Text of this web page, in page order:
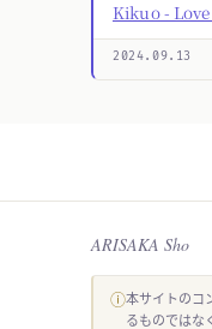
Kikuo -
2024.09.13
ARISAKA Sho
ⓘ本サイトのコ
るものではな